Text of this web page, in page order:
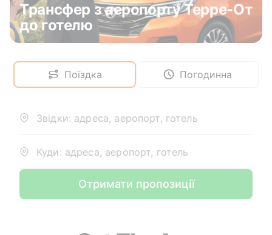
Трансфер з аеропорту Терре-От
до готелю
Поїздка Погодинна
Звідки: адреса, аеропорт, готель
Куди: адреса, аеропорт, готель
Отримати пропозиції